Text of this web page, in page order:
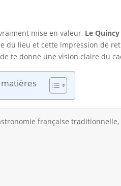
mise en valeur, Le Quincy
du lieu et cette impression
te donne une vision claire du
française